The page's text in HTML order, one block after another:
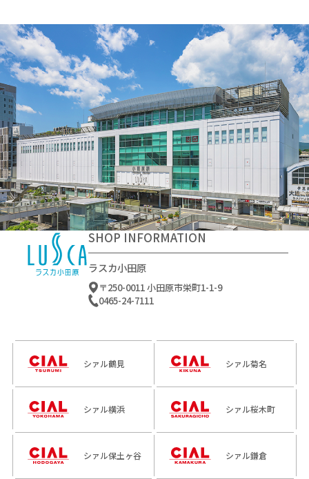
2026-08-13～2026-08-13
2026-08-22～2026-08-22
－
2026-08-01～2026-08-31
－ 2026-08-01～2026-08-14
2026-05-25～－ 2026-05-13～2026-10-31
－
SHOP INFORMATION
ラスカ小田原
〒250-0011 小田原市栄町1-1-9
0465-24-7111
シァル鶴見 シァル菊名
シァル横浜 シァル桜木町
シァル保土ヶ谷 シァル鎌倉